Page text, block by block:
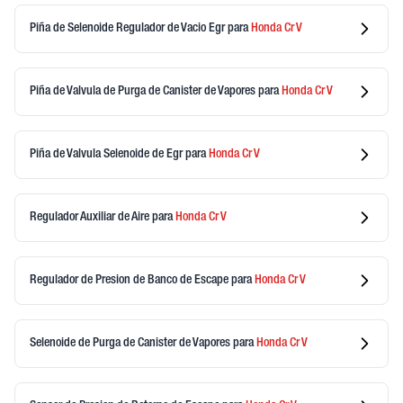
Piña de Selenoide Regulador de Vacio Egrpara HondaCr V
Piña de Valvula de Purga de Canister de Vapores para HondaCr V
Piña de Valvula Selenoide de Egrpara HondaCr V
Regulador Auxiliar de Aire para HondaCr V
Regulador de Presion de Banco de Escape para HondaCr V
Selenoide de Purga de Canister de Vapores para HondaCr V